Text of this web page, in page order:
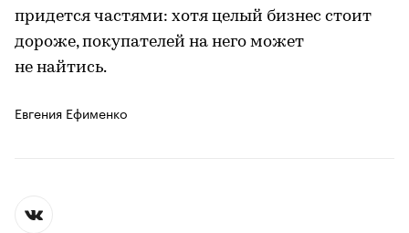
придется частями: хотя целый бизнес стоит
дороже, покупателей на него может
не найтись.
Евгения Ефименко